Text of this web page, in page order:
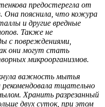
предостерегла от
Она пояснила, что кожура
и другие вредные
Также не
с повреждениями,
они могут стать
микроорганизмов.
важность мытья
рекомендовала тщательно
Хранить разрезанный
двух суток, при этом